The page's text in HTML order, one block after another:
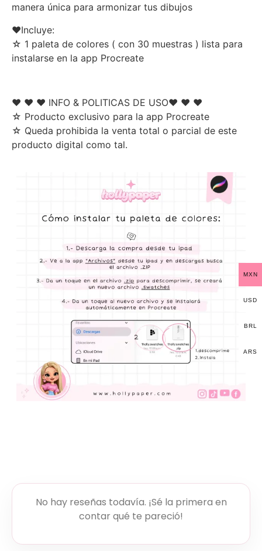
manera única para armonizar tus dibujos
♥Incluye:
☆ 1 paleta de colores ( con 30 muestras ) lista para
instalarse en la app Procreate
♥ ♥ ♥ INFO & POLITICAS DE USO♥ ♥ ♥
☆ Producto exclusivo para la app Procreate
☆ Queda prohibida la venta total o parcial de este
producto digital como tal.
No hay reseñas todavía. ¡Sé la primera en
contar qué te pareció!
MXN
USD
BRL
ARS